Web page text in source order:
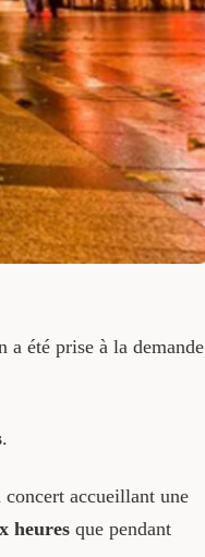
a été prise à la demande
.
concert accueillant une
heuresque pendant